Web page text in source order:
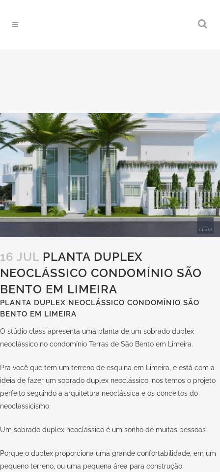
16 JUL PLANTA DUPLEX
NEOCLÁSSICO CONDOMÍNIO SÃO
BENTO EM LIMEIRA
PLANTA DUPLEX NEOCLÁSSICO CONDOMÍNIO SÃO
BENTO EM LIMEIRA
O stúdio class apresenta uma planta de um sobrado duplex
neoclássico no condomínio Terras de São Bento em Limeira.
Pra você que tem um terreno de esquina em Limeira, e está com a
ideia de fazer um sobrado duplex neoclássico, nos temos o projeto
perfeito seguindo a arquitetura neoclássica e os conceitos do
neoclassicismo.
Um sobrado duplex neoclássico é um sonho de muitas pessoas
Porque o duplex proporciona uma grande confortabilidade, em um
pequeno terreno, ou uma pequena área para construção.